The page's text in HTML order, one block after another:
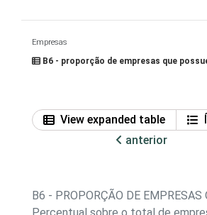
Empresas
B6 - proporção de empresas que
View expanded table
anterior
B6 - PROPORÇÃO DE